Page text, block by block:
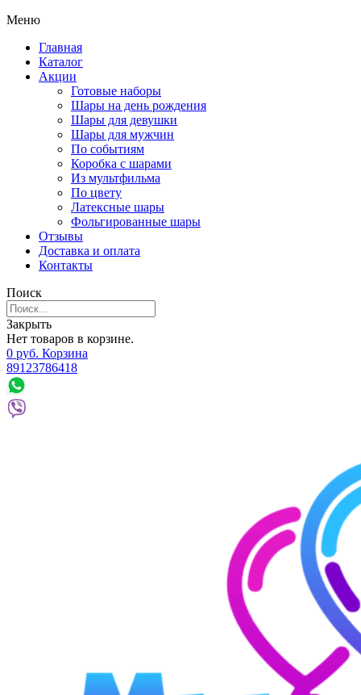
Меню
Главная
Каталог
Акции
Готовые наборы
Шары на день рождения
Шары для девушки
Шары для мужчин
По событиям
Коробка с шарами
Из мультфильма
По цвету
Латексные шары
Фольгированные шары
Отзывы
Доставка и оплата
Контакты
Поиск
Закрыть
Нет товаров в корзине.
0 руб. Корзина
89123786418